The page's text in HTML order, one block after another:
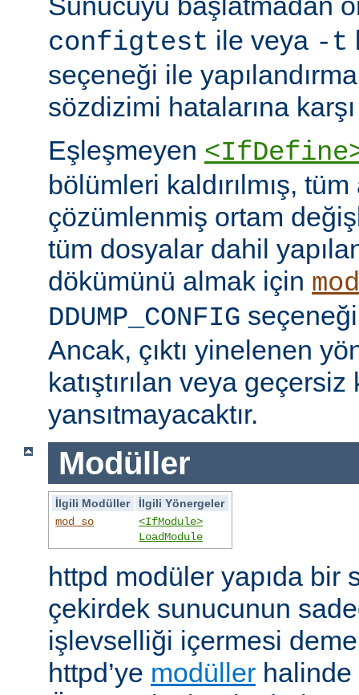
configtest ile veya -t
seçeneği ile yapılandırma
sözdizimi hatalarına
Eşleşmeyen
bölümleri kaldırılmış,
çözümlenmiş ortam
tüm dosyalar dahil
dökümünü almak için
DDUMP_CONFIG
Ancak, çıktı yinelenen
katıştırılan veya geçersiz
yansıtmayacaktır.
Modüller
İlgili Modüller
İlgili Yönergeler
mod_so
<IfModule>
LoadModule
httpd modüler yapıda bir
çekirdek sunucunun
işlevselliği içermesi
httpd’ye modüller